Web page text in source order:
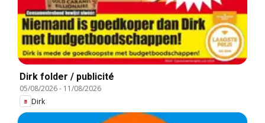
Dirk folder / publicité
05/08/2026- 11/08/2026
Dirk